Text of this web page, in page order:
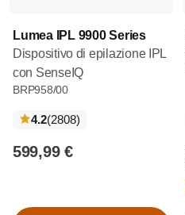
Lumea IPL 9900 Series
Dispositivo di epilazione IPL
con SenseIQ
BRP958/00
4.2(2808recensioni
)
599,99 €